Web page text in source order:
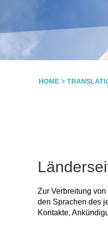
HOME >
Zur Verbreitung
den Sprachen des
Kontakte,